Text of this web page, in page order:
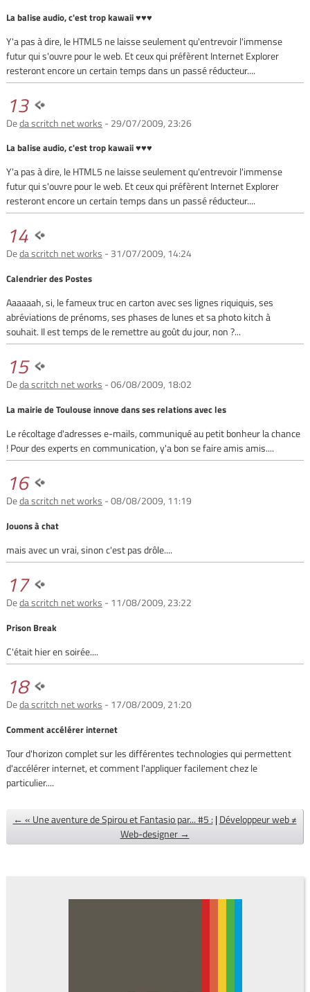
La balise audio, c'est trop kawaii ♥♥♥
Y'a pas à dire, le HTML5 ne laisse seulement qu'entrevoir l'immense
futur qui s'ouvre pour le web. Et ceux qui préfèrent Internet Explorer
resteront encore un certain temps dans un passé réducteur....
13
Deda scritch net works - 29/07/2009, 23:26
La balise audio, c'est trop kawaii ♥♥♥
Y'a pas à dire, le HTML5 ne laisse seulement qu'entrevoir l'immense
futur qui s'ouvre pour le web. Et ceux qui préfèrent Internet Explorer
resteront encore un certain temps dans un passé réducteur....
14
Deda scritch net works - 31/07/2009, 14:24
Calendrier des Postes
Aaaaaah, si, le fameux truc en carton avec ses lignes riquiquis, ses
abréviations de prénoms, ses phases de lunes et sa photo kitch à
souhait. Il est temps de le remettre au goût du jour, non ?...
15
Deda scritch net works - 06/08/2009, 18:02
La mairie de Toulouse innove dans ses relations avec les
Le récoltage d'adresses e-mails, communiqué au petit bonheur la chance
! Pour des experts en communication, y'a bon se faire amis amis....
16
Deda scritch net works - 08/08/2009, 11:19
Jouons à chat
mais avec un vrai, sinon c'est pas drôle....
17
Deda scritch net works - 11/08/2009, 23:22
Prison Break
C'était hier en soirée....
18
Deda scritch net works - 17/08/2009, 21:20
Comment accélérer internet
Tour d'horizon complet sur les différentes technologies qui permettent
d'accélérer internet, et comment l'appliquer facilement chez le
particulier....
← « Une aventure de Spirou et Fantasio par... #5 : | Développeur web ≠
Web-designer →